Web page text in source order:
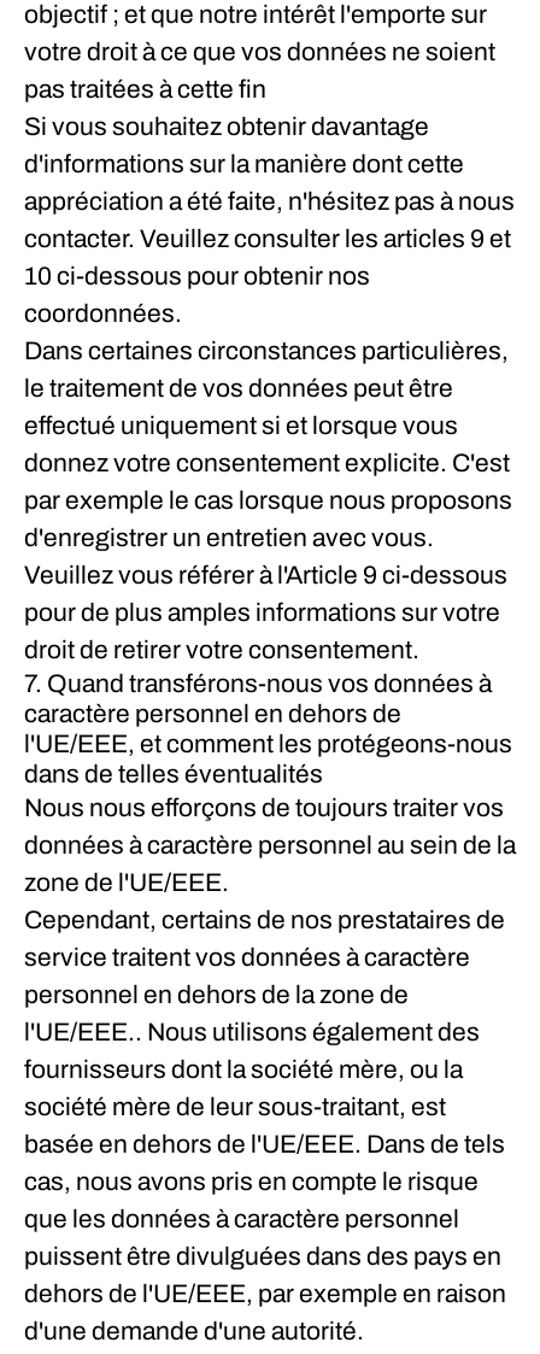
objectif ; et que notre intérêt l'emporte sur
votre droit à ce que vos données ne soient
pas traitées à cette fin
Si vous souhaitez obtenir davantage
d'informations sur la manière dont cette
appréciation a été faite, n'hésitez pas à nous
contacter. Veuillez consulter les articles 9 et
10 ci-dessous pour obtenir nos
coordonnées.
Dans certaines circonstances particulières,
le traitement de vos données peut être
effectué uniquement si et lorsque vous
donnezvotre consentementexplicite. C'est
par exemple le cas lorsque nous proposons
d'enregistrer un entretien avec vous.
Veuillez vous référer à l'Article 9 ci-dessous
pour de plus amples informations sur votre
droit de retirer votre consentement.
7. Quand transférons-nous vos données à
caractère personnel en dehors de
l'UE/EEE, et comment les protégeons-nous
dans de telles éventualités
Nous nous efforçons de toujours traiter vos
données à caractère personnel au sein de la
zone de l'UE/EEE.
Cependant, certains de nos prestataires de
service traitent vos données à caractère
personnel en dehors de la zone de
l'UE/EEE.. Nous utilisons également des
fournisseurs dont la société mère, ou la
société mère de leur sous-traitant, est
basée en dehors de l'UE/EEE. Dans de tels
cas, nous avons pris en compte le risque
que les données à caractère personnel
puissent être divulguées dans des pays en
dehors de l'UE/EEE, par exemple en raison
d'une demande d'une autorité.